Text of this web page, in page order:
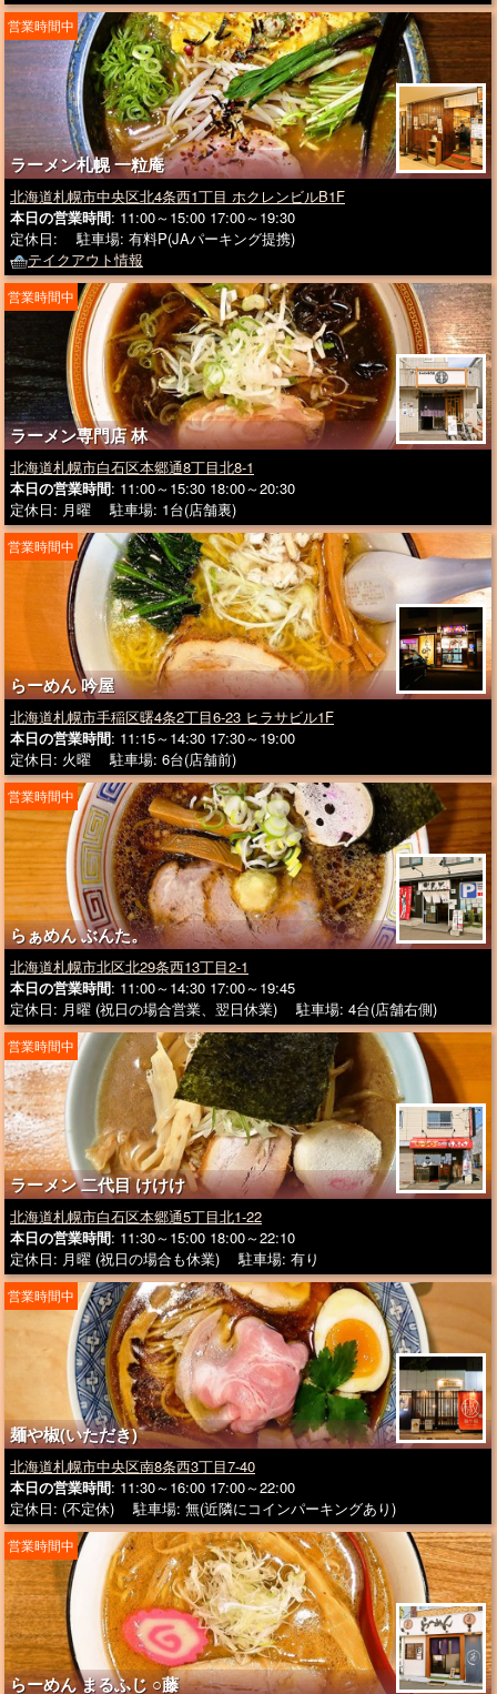
ラーメン札幌 一粒庵
営業時間中
北海道札幌市中央区北4条西1丁目 ホクレンビルB1F
本日の営業時間: 11:00～15:00 17:00～19:30
定休日: 駐車場: 有料P(JAパーキング提携)
テイクアウト情報
ラーメン専門店 林
営業時間中
北海道札幌市白石区本郷通8丁目北8-1
本日の営業時間: 11:00～15:30 18:00～20:30
定休日: 月曜 駐車場: 1台(店舗裏)
らーめん 吟屋
営業時間中
北海道札幌市手稲区曙4条2丁目6-23 ヒラサビル1F
本日の営業時間: 11:15～14:30 17:30～19:00
定休日: 火曜 駐車場: 6台(店舗前)
らぁめん ぶんた。
営業時間中
北海道札幌市北区北29条西13丁目2-1
本日の営業時間: 11:00～14:30 17:00～19:45
定休日: 月曜 (祝日の場合営業、翌日休業) 駐車場: 4台(店舗右側)
ラーメン 二代目 けけけ
営業時間中
北海道札幌市白石区本郷通5丁目北1-22
本日の営業時間: 11:30～15:00 18:00～22:10
定休日: 月曜 (祝日の場合も休業) 駐車場: 有り
麺や椒(いただき)
営業時間中
北海道札幌市中央区南8条西3丁目7-40
本日の営業時間: 11:30～16:00 17:00～22:00
定休日: (不定休) 駐車場: 無(近隣にコインパーキングあり)
らーめん まるふじ ○藤
営業時間中